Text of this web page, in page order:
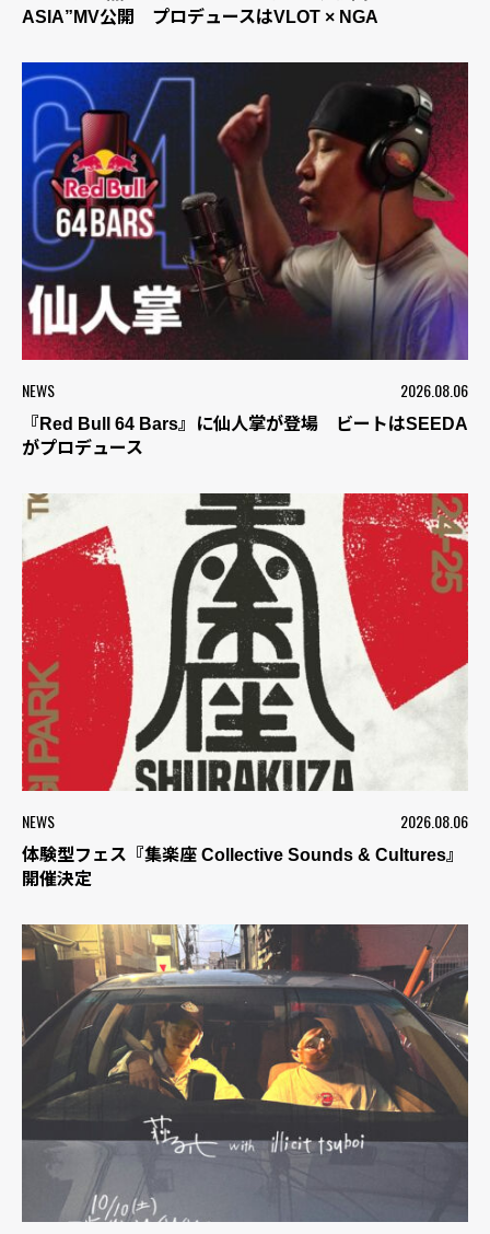
ASIA”MV公開 プロデュースはVLOT × NGA
NEWS 2026.08.06
『Red Bull 64 Bars』に仙人掌が登場 ビートはSEEDA
がプロデュース
NEWS 2026.08.06
体験型フェス『集楽座 Collective Sounds & Cultures』
開催決定